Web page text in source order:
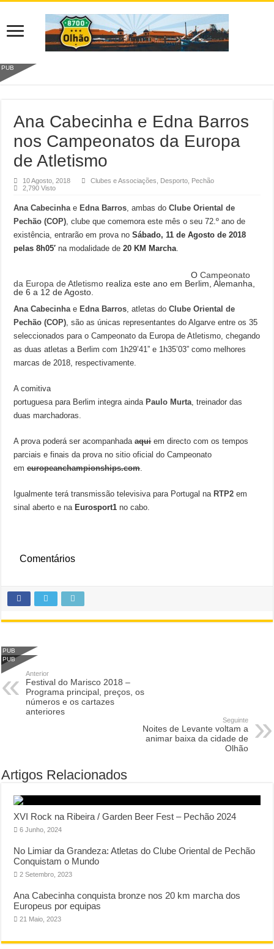
PUB
Ana Cabecinha e Edna Barros
nos Campeonatos da Europa
de Atletismo
10 Agosto, 2018 Clubes e Associações Desporto Pechão
2,790 Visto
Ana Cabecinhae Edna Barros, ambas doClube Oriental de
Pechão (COP), clube que comemora este mês o seu 72.º ano de
existência, entrarão em prova noSábado, 11 de Agosto de 2018
pelas 8h05′ na modalidade de20 KM Marcha.
OCampeonato
da Europa de Atletismo realiza este ano em Berlim, Alemanha,
de 6 a 12 de Agosto.
Ana Cabecinhae Edna Barros, atletas doClube Oriental de
Pechão (COP), são as únicas representantes do Algarve entre os 35
seleccionados para o Campeonato da Europa de Atletismo, chegando
as duas atletas a Berlim com 1h29’41” e 1h35’03” como melhores
marcas de 2018, respectivamente.
A comitiva
portuguesa para Berlim integra ainda Paulo Murta, treinador das
duas marchadoras.
A prova poderá ser acompanhadaaqui em directo com os tempos
parciais e finais da prova no sitio oficial do Campeonato
emeuropeanchampionships.com.
Igualmente terá transmissão televisiva para Portugal na RTP2 em
sinal aberto e na Eurosport1 no cabo.
Comentários
PUB
PUB
Anterior
Festival do Marisco 2018 –
Programa principal, preços, os
números e os cartazes
anteriores
Seguinte
Noites de Levante voltam a
animar baixa da cidade de
Olhão
Artigos Relacionados
XVI Rock na Ribeira / Garden Beer Fest – Pechão 2024
6 Junho, 2024
No Limiar da Grandeza: Atletas do Clube Oriental de Pechão
Conquistam o Mundo
2 Setembro, 2023
Ana Cabecinha conquista bronze nos 20 km marcha dos
Europeus por equipas
21 Maio, 2023